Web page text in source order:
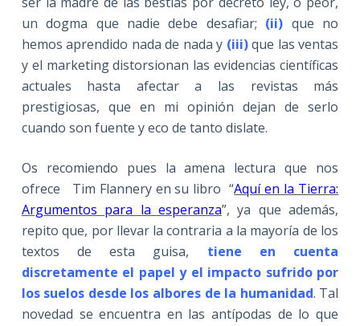
un dogma que nadie debe desafiar; (ii) que no
hemos aprendido nada de nada y (iii)que las ventas
y el marketing distorsionan las evidencias científicas
actuales hasta afectar a las revistas más
prestigiosas, que en mi opinión dejan de serlo
cuando son fuente y eco de tanto dislate.
Os recomiendo pues la amena lectura que nos
ofrece Tim Flannery en su libro “Aquí en la Tierra:
Argumentos para la esperanza”, ya que además,
repito que, por llevar la contraria a la mayoría de los
textos de esta guisa, tiene en cuenta
discretamente el papel y el impacto sufrido por
los suelos desde los albores de la humanidad. Tal
novedad se encuentra en las antípodas de lo que